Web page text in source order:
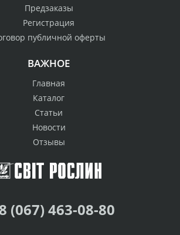
Предзаказы
Регистрация
публичной оферты
ВАЖНОЕ
Главная
Каталог
Статьи
Новости
Отзывы
(067) 463-08-80